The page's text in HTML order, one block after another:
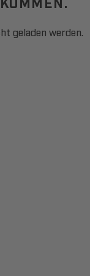
geladen werden.